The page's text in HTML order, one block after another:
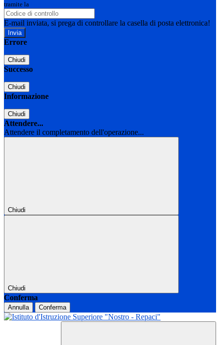
tramite la
E-mail inviata, si prega di controllare la casella di posta elettronica!
Errore
Chiudi
Successo
Chiudi
Informazione
Chiudi
Attendere...
Attendere il completamento dell'operazione...
Chiudi
Chiudi
Conferma
Annulla Conferma